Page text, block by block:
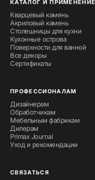
КАТАЛОГ И ПРИМЕНЕНИЕ
Кварцевый камень
Акриловый камень
Столешницы для кухни
Кухонные острова
Поверхности для ванной
Все декоры
Сертификаты
ПРОФЕССИОНАЛАМ
Дизайнерам
Обработчикам
Мебельным фабрикам
Дилерам
Primax Journal
Уход и рекомендации
СВЯЗАТЬСЯ